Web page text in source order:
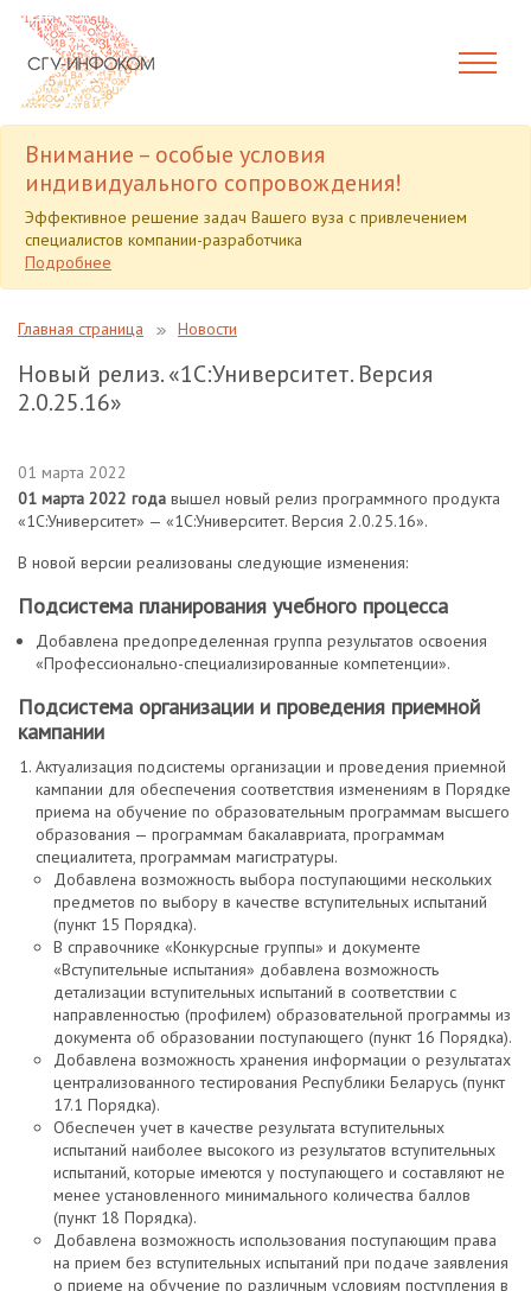
Внимание – особые условия
индивидуального сопровождения!
Эффективное решение задач Вашего вуза с привлечением
специалистов компании-разработчика
Подробнее
Главная страница Новости
Новый релиз. «1С:Университет. Версия
2.0.25.16»
01 марта 2022
01 марта 2022 года вышел новый релиз программного продукта
«1С:Университет» — «1С:Университет. Версия 2.0.25.16».
В новой версии реализованы следующие изменения:
Подсистема планирования учебного процесса
Добавлена предопределенная группа результатов освоения
«Профессионально-специализированные компетенции».
Подсистема организации и проведения приемной
кампании
Актуализация подсистемы организации и проведения приемной
кампании для обеспечения соответствия изменениям в Порядке
приема на обучение по образовательным программам высшего
образования — программам бакалавриата, программам
специалитета, программам магистратуры.
Добавлена возможность выбора поступающими нескольких
предметов по выбору в качестве вступительных испытаний
(пункт 15 Порядка).
В справочнике «Конкурсные группы» и документе
«Вступительные испытания» добавлена возможность
детализации вступительных испытаний в соответствии с
направленностью (профилем) образовательной программы из
документа об образовании поступающего (пункт 16 Порядка).
Добавлена возможность хранения информации о результатах
централизованного тестирования Республики Беларусь (пункт
17.1 Порядка).
Обеспечен учет в качестве результата вступительных
испытаний наиболее высокого из результатов вступительных
испытаний, которые имеются у поступающего и составляют не
менее установленного минимального количества баллов
(пункт 18 Порядка).
Добавлена возможность использования поступающим права
на прием без вступительных испытаний при подаче заявления
о приеме на обучение по различным условиям поступления в